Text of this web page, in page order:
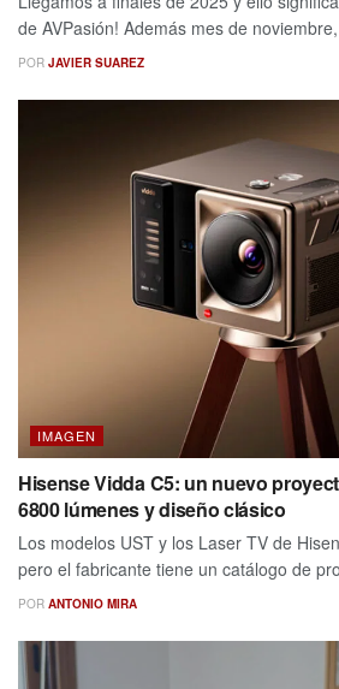
de AVPasión! Además mes de
POR JAVIER SUAREZ
IMAGEN
Hisense Vidda C5: un nuevo
6800 lúmenes y diseño clásico
Los modelos UST y los Laser TV de
pero el fabricante tiene un catálogo de
POR ANTONIO MIRA